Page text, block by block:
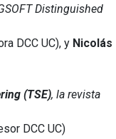
Distinguished
DCC UC), y Nicolás
(TSE), la revista
DCC UC)